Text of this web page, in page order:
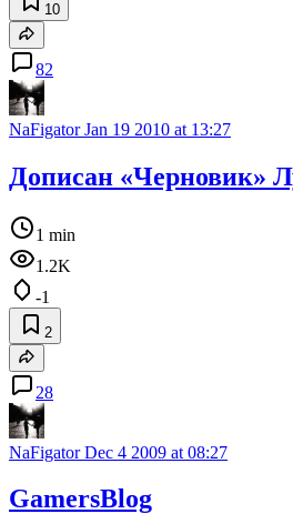
10
82
NaFigatorJan 19 2010 at 13:27
Дописан «Черновик»
1 min
1.2K
-1
2
28
NaFigatorDec 4 2009 at 08:27
GamersBlog